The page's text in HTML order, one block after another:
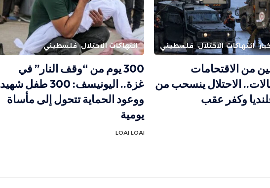
انتهاكات الاحتلال فلسطيني
من الاقتحامات
الاحتلال ينسحب من
وكفر عقب
انتهاكات الاحتلال فلسطيني
300 يوم من “وقف النار” في
غزة.. اليونيسف: 300 طفل شهيد
ووعود الحماية تتحول إلى مأساة
يومية
LOAI LOAI